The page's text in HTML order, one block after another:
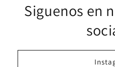
Siguenos en